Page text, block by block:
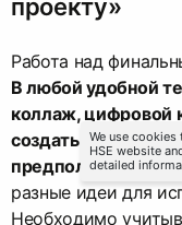
проекту»
Работа над
В любой удобной
коллаж, цифровой
создать минимум 3
предполагаемых
разные идеи для
Необходимо
We use
HSE website
detailed